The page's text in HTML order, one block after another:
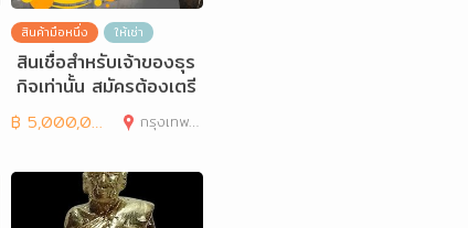
สินค้ามือหนึ่ง ให้เช่า
สินเชื่อสำหรับเจ้าของธุร
กิจเท่านั้น สมัครต้องเตรี
ยมเอกสารอะ
฿ 5,000,000 กรุงเทพมหานคร